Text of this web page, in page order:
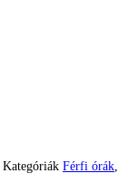
Kategóriák Férfi órák,